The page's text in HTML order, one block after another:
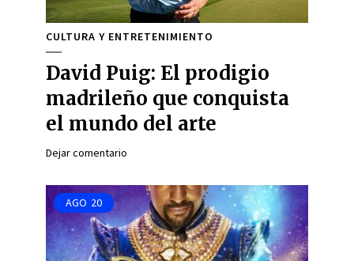
CULTURA Y ENTRETENIMIENTO
David Puig: El prodigio
madrileño que conquista
el mundo del arte
Dejar comentario
AGO 20